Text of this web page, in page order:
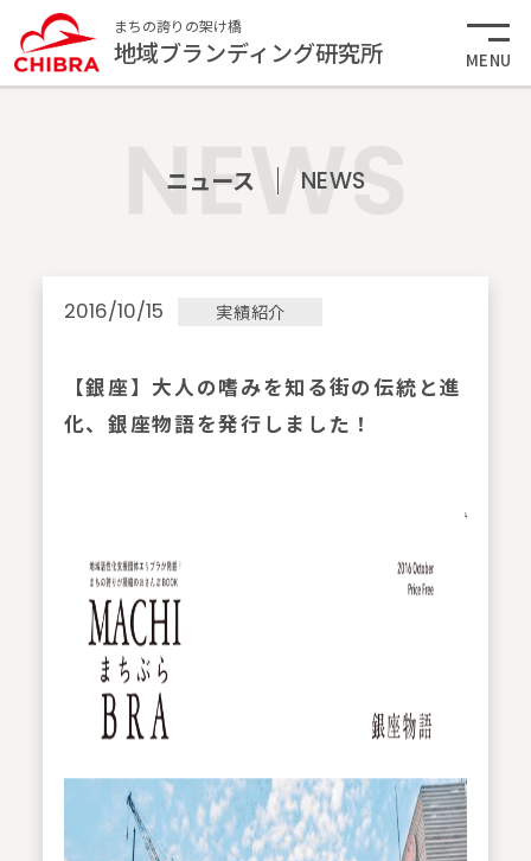
まちの誇りの架け橋
地域ブランディング研究所 MENU
ニュース NEWS
2016/10/15 実績紹介
【銀座】大人の嗜みを知る街の伝統と進
化、銀座物語を発行しました！